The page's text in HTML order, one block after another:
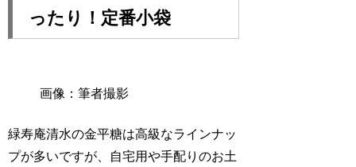
ったり！定番小袋
画像：筆者撮影
緑寿庵清水の金平糖は高級なラインナッ
プが多いですが、自宅用や手配りのお土